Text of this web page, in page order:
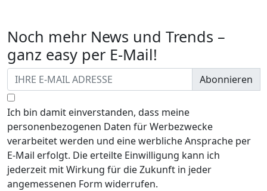
Noch mehr News und Trends –
ganz easy per E-Mail!
Abonnieren
Ich bin damit einverstanden, dass meine
personenbezogenen Daten für Werbezwecke
verarbeitet werden und eine werbliche Ansprache per
E-Mail erfolgt. Die erteilte Einwilligung kann ich
jederzeit mit Wirkung für die Zukunft in jeder
angemessenen Form widerrufen.